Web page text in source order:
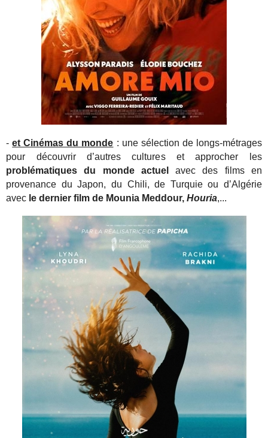
-et Cinémas du monde : une sélection de longs-métrages
pour découvrir d’autres cultures et approcher les
problématiques du monde actuel
avec des films en
provenance du Japon, du Chili, de Turquie ou d’Algérie
avec le dernier film de Mounia Meddour,Houria,...